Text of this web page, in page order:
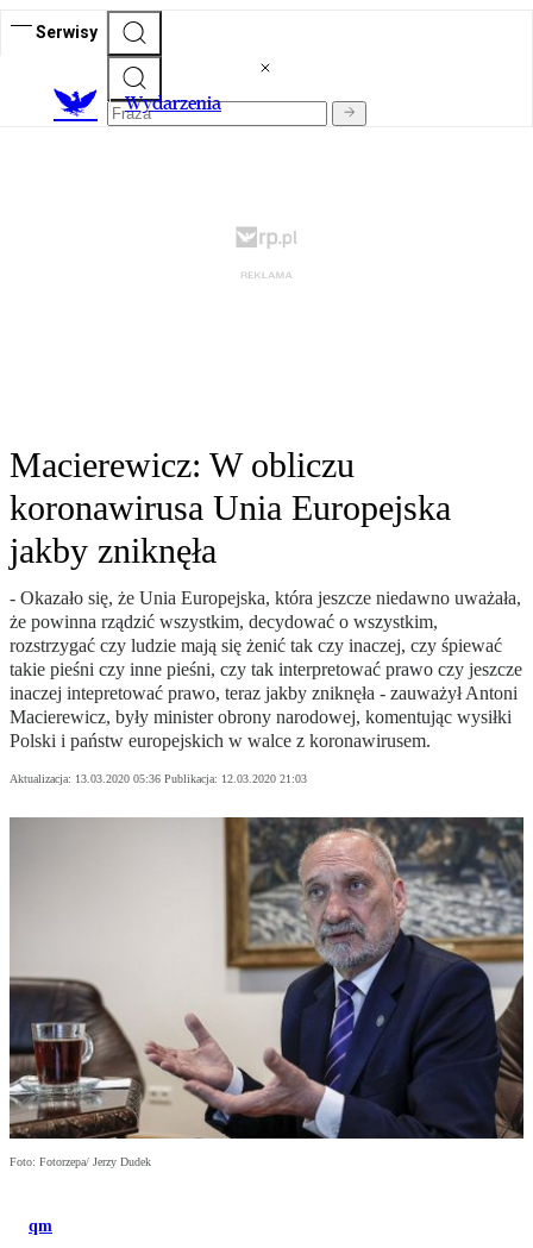
Serwisy
Wydarzenia
Macierewicz: W obliczu
koronawirusa Unia Europejska
jakby zniknęła
- Okazało się, że Unia Europejska, która jeszcze niedawno uważała,
że powinna rządzić wszystkim, decydować o wszystkim,
rozstrzygać czy ludzie mają się żenić tak czy inaczej, czy śpiewać
takie pieśni czy inne pieśni, czy tak interpretować prawo czy jeszcze
inaczej intepretować prawo, teraz jakby zniknęła - zauważył Antoni
Macierewicz, były minister obrony narodowej, komentując wysiłki
Polski i państw europejskich w walce z koronawirusem.
Aktualizacja: 13.03.2020 05:36 Publikacja: 12.03.2020 21:03
Foto: Fotorzepa/ Jerzy Dudek
qm